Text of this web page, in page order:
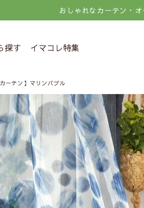
おしゃれなカーテン・
探す イマコレ特集
ーテン】マリンバブル